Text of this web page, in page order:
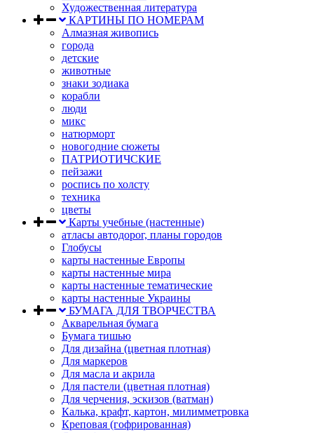
Художественная литература
КАРТИНЫ ПО НОМЕРАМ
Алмазная живопись
города
детские
животные
знаки зодиака
корабли
люди
микс
натюрморт
новогодние сюжеты
ПАТРИОТИЧСКИЕ
пейзажи
роспись по холсту
техника
цветы
Карты учебные (настенные)
атласы автодорог, планы городов
Глобусы
карты настенные Европы
карты настенные мира
карты настенные тематические
карты настенные Украины
БУМАГА ДЛЯ ТВОРЧЕСТВА
Акварельная бумага
Бумага тишью
Для дизайна (цветная плотная)
Для маркеров
Для масла и акрила
Для пастели (цветная плотная)
Для черчения, эскизов (ватман)
Калька, крафт, картон, милимметровка
Креповая (гофрированная)